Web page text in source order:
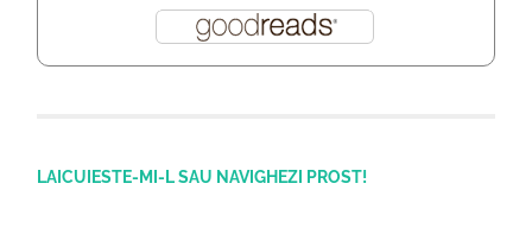
LAICUIESTE-MI-L SAU NAVIGHEZI PROST!